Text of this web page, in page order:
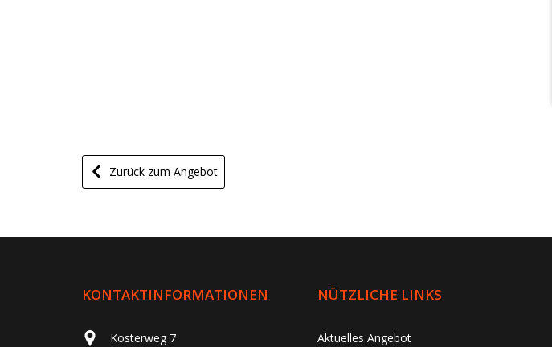
Zurück zum Angebot
KONTAKTINFORMATIONEN
Kosterweg 7
NÜTZLICHE LINKS
Aktuelles Angebot